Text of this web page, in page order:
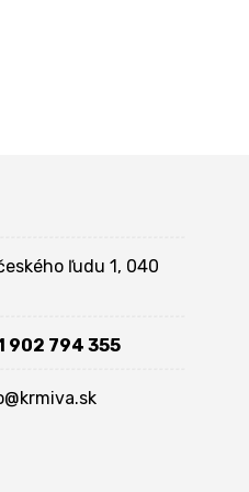
ľudu 1, 040
902 794 355